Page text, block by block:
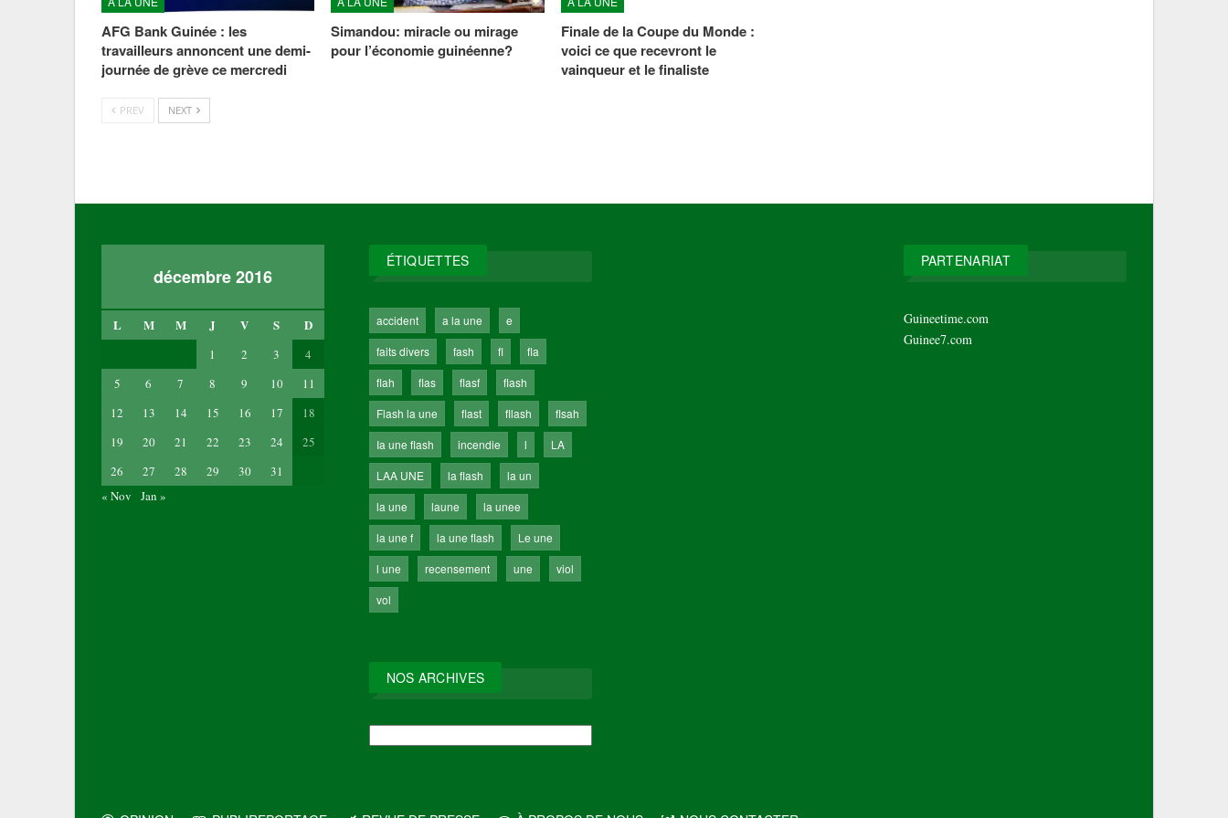
AFG Bank Guinée : les
travailleurs annoncent une demi-
journée de grève ce mercredi
Simandou: miracle ou mirage
pour l’économie guinéenne?
Finale de la Coupe du Monde :
voici ce que recevront le
vainqueur et le finaliste
PREV NEXT
décembre 2016
L M M J V S D
1 2 3
4
5
6 7 8 9 10
11
12
13 14 15 16 17
18
19
20 21 22 23 24
25
26
27 28 29 30
31
« Nov
Jan »
ÉTIQUETTES
accident a la une
e
faits divers
fash fl
fla
flah
flas flasf
flash
Flash la une
flast fllash
flsah
Ia une flash
incendie l
LA
LAA UNE
la flash
la un
la une
laune
la unee
la une f
la une flash
Le une
l une
recensement une
viol
vol
NOS ARCHIVES
PARTENARIAT
Guineetime.com
Guinee7.com